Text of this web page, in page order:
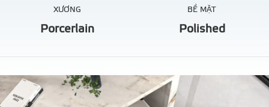
XƯƠNG
Porcerlain
BỀ MẶT
Polished